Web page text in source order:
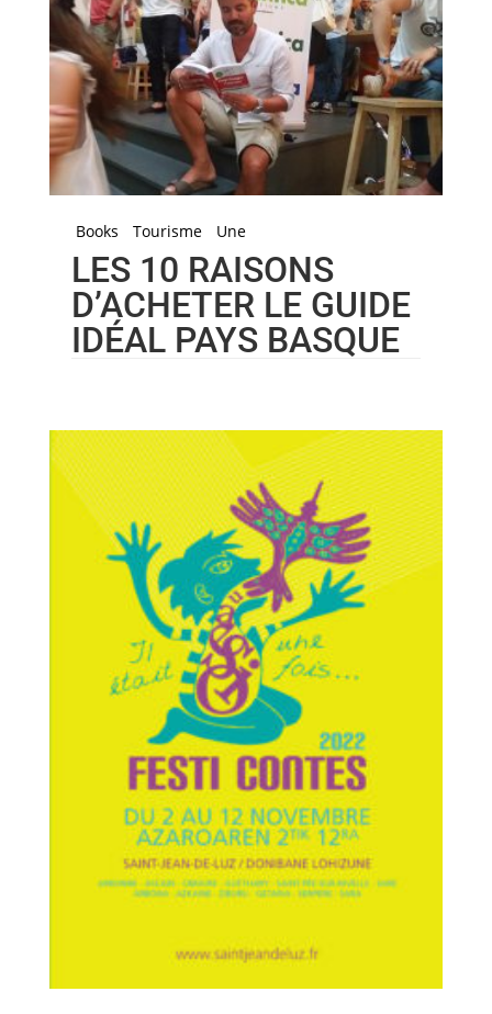
Books Tourisme Une
LES 10 RAISONS
D’ACHETER LE GUIDE
IDÉAL PAYS BASQUE